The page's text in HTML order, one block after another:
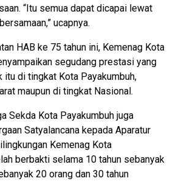
“Itu semua dapat dicapai lewat
ucapnya.
HAB ke 75 tahun ini, Kemenag Kota
segudang prestasi yang
itu di tingkat Kota Payakumbuh,
maupun di tingkat Nasional.
Sekda Kota Payakumbuh juga
Satyalancana kepada Aparatur
Kemenag Kota
berbakti selama 10 tahun sebanyak
20 orang dan 30 tahun